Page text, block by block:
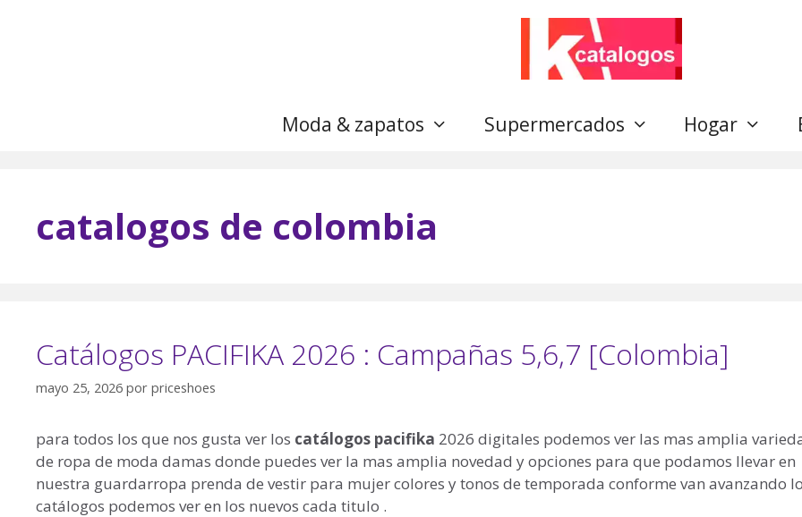
Moda & zapatos Supermercados Hogar
catalogos de colombia
Catálogos PACIFIKA 2026 : Campañas 5,6,7 [Colombia]
mayo 25, 2026 por priceshoes
para todos los que nos gusta ver los catálogos pacifika 2026 digitales podemos ver las mas amplia
de ropa de moda damas donde puedes ver la mas amplia novedad y opciones para que podamos llevar en
nuestra guardarropa prenda de vestir para mujer colores y tonos de temporada conforme van avanzando
catálogos podemos ver en los nuevos cada titulo .